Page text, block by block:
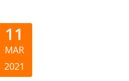
11
MAR
2021